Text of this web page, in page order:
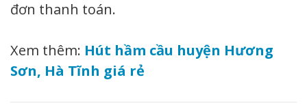
đơn thanh toán.
Xem thêm: Hút hầm cầu huyện Hương
Sơn, Hà Tĩnh giá rẻ